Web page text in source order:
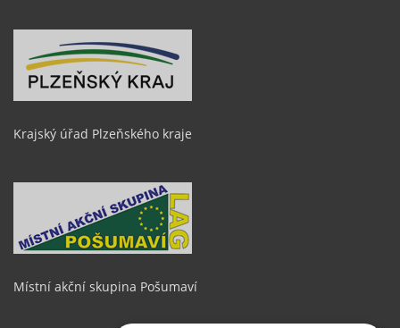
Krajský úřad Plzeňského kraje
Místní akční skupina Pošumaví